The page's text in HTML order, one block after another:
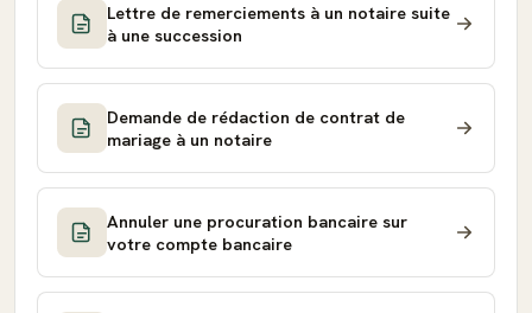
Lettre de remerciements à un notaire suite
à une succession
Demande de rédaction de contrat de
mariage à un notaire
Annuler une procuration bancaire sur
votre compte bancaire